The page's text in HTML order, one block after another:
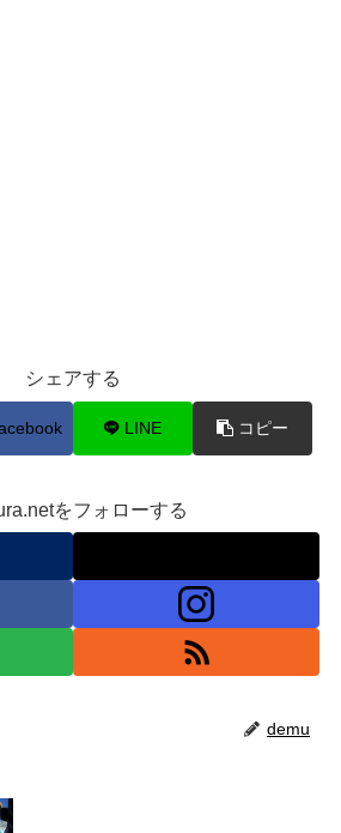
シェアする
LINE コピー
をフォローする
demu